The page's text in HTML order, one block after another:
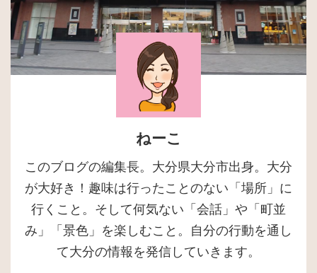
ねーこ
このブログの編集長。大分県大分市出身。大分
が大好き！趣味は行ったことのない「場所」に
行くこと。そして何気ない「会話」や「町並
み」「景色」を楽しむこと。自分の行動を通し
て大分の情報を発信していきます。